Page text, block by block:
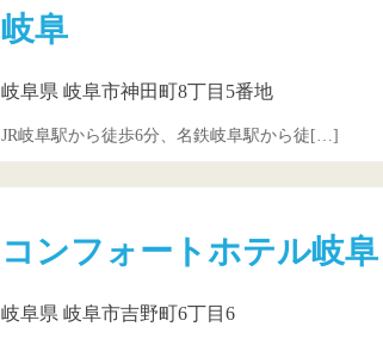
岐阜
岐阜県 岐阜市神田町8丁目5番地
JR岐阜駅から徒歩6分、名鉄岐阜駅から徒[…]
コンフォートホテル岐阜
岐阜県 岐阜市吉野町6丁目6